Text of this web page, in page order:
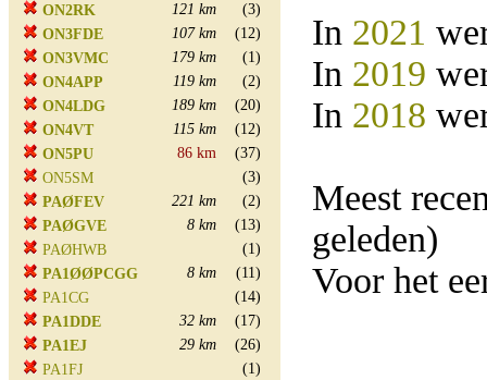
ON2RK
121 km
(3)
ON3FDE
107 km
(12)
ON3VMC
179 km
(1)
ON4APP
119 km
(2)
ON4LDG
189 km
(20)
ON4VT
115 km
(12)
ON5PU
86 km
(37)
ON5SM
(3)
PAØFEV
221 km
(2)
PAØGVE
8 km
(13)
PAØHWB
(1)
PA1ØØPCGG
8 km
(11)
PA1CG
(14)
PA1DDE
32 km
(17)
PA1EJ
29 km
(26)
PA1FJ
(1)
In 2021
In 2019
In 2018
Meest
geleden)
Voor het